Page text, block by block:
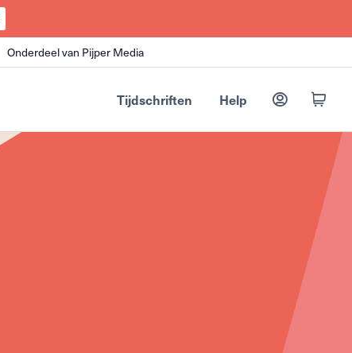
Onderdeel van Pijper Media
Tijdschriften Help